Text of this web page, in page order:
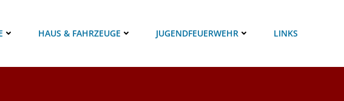
HAUS & FAHRZEUGE JUGENDFEUERWEHR LINKS